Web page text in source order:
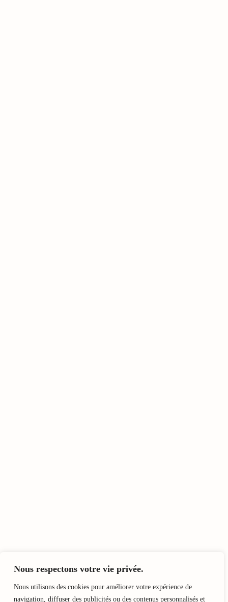
Nous respectons votre vie privée.
Nous utilisons des cookies pour améliorer votre expérience de
navigation, diffuser des publicités ou des contenus personnalisés et